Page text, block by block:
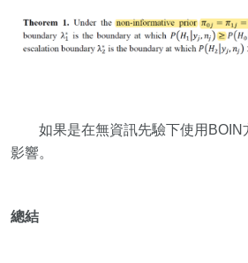
如果是在無資訊先驗下使用BOIN
影響。
總結